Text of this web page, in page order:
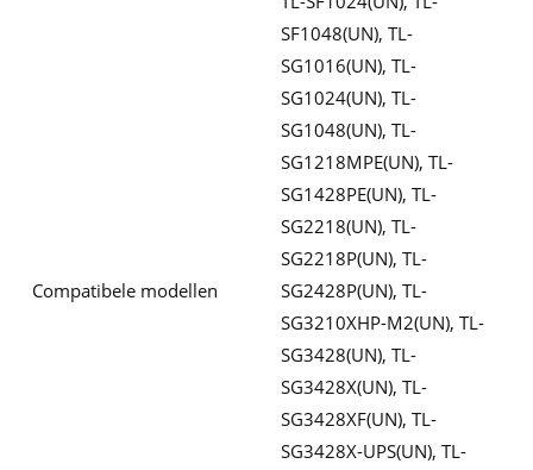
Compatibele modellen
SF1048(UN), TL-
SG1016(UN), TL-
SG1024(UN), TL-
SG1048(UN), TL-
SG1218MPE(UN), TL-
SG1428PE(UN), TL-
SG2218(UN), TL-
SG2218P(UN), TL-
SG2428P(UN), TL-
SG3210XHP-M2(UN), TL-
SG3428(UN), TL-
SG3428X(UN), TL-
SG3428XF(UN), TL-
SG3428X-UPS(UN), TL-